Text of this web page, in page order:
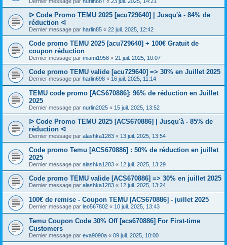
ᐅ Code Promo TEMU 2025 [acu729640] | Jusqu'à - 84% de
réduction ᐊ
Dernier message par harlin85 « 22 juil. 2025, 12:42
Code promo TEMU 2025 [acu729640] + 100€ Gratuit de
coupon réduction
Dernier message par miami1958 « 21 juil. 2025, 10:07
Code promo TEMU valide [acu729640] => 30% en Juillet 2025
Dernier message par harlin698 « 16 juil. 2025, 11:14
TEMU code promo [ACS670886]: 96% de réduction en Juillet
2025
Dernier message par nurlin2025 « 15 juil. 2025, 13:52
ᐅ Code Promo TEMU 2025 [ACS670886] | Jusqu'à - 85% de
réduction ᐊ
Dernier message par alashka1283 « 13 juil. 2025, 13:54
Code promo Temu [ACS670886] : 50% de réduction en juillet
2025
Dernier message par alashka1283 « 12 juil. 2025, 13:29
Code promo TEMU valide [ACS670886] => 30% en juillet 2025
Dernier message par alashka1283 « 12 juil. 2025, 13:24
100€ de remise - Coupon TEMU [ACS670886] - juillet 2025
Dernier message par leo567802 « 10 juil. 2025, 13:43
Temu Coupon Code 30% Off [acs670886] For First-time
Customers
Dernier message par eva9090a « 09 juil. 2025, 10:00